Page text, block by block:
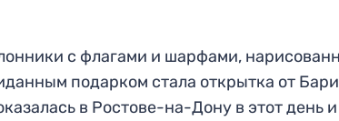
с флагами и шарфами,
подарком стала открытка от Бари
в Ростове-на-Дону в этот день и